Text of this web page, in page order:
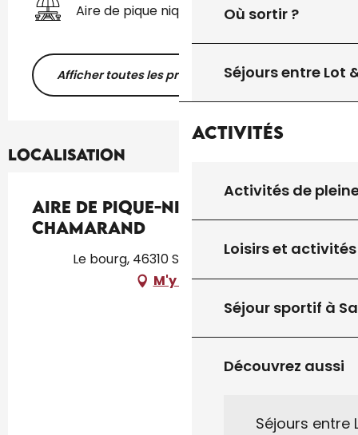
Où sortir ?
Séjours entre Lot
Activités
Activités de
Loisirs et activités
Séjour sportif à
Découvrez aussi
Séjours entre
Aire de pique nique
Afficher toutes les prestations
Localisation
Aire de Pique-Nique de St
Chamarand
Le bourg, 46310 Saint-Chamarand
M'y rendre